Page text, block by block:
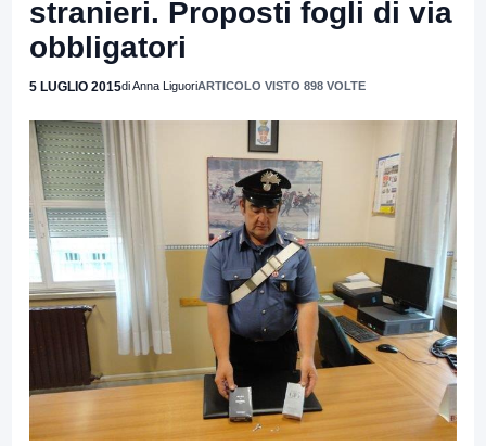
stranieri. Proposti fogli di via
obbligatori
5 LUGLIO 2015di Anna LiguoriARTICOLO VISTO 898 VOLTE